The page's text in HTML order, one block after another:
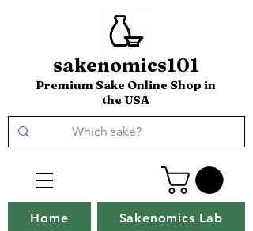
sakenomics101
Premium Sake Online Shop in
the USA
Home Sakenomics Lab